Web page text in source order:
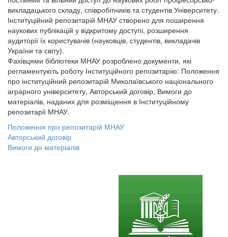
викладацького складу, співробітників та студентів Університету.
Інституційний репозитарій МНАУ створено для поширення
наукових публікацій у відкритому доступі, розширення
аудиторії їх користувачів (науковців, студентів, викладачів
України та світу).
Фахівцями бібліотеки МНАУ розроблено документи, які
регламентують роботу Інституційного репозитарію: Положення
про інституційний репозитарій Миколаївського національного
аграрного університету, Авторський договір, Вимоги до
матеріалів, наданих для розміщення в Інституційному
репозитарії МНАУ.
Положення про репозитарій МНАУ
Авторський договір
Вимоги до матеріалів